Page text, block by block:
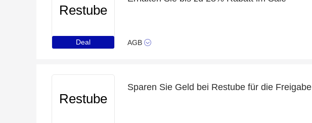
Restube
Deal AGB
Restube
Sparen Sie Geld bei Restube für die Freigabe